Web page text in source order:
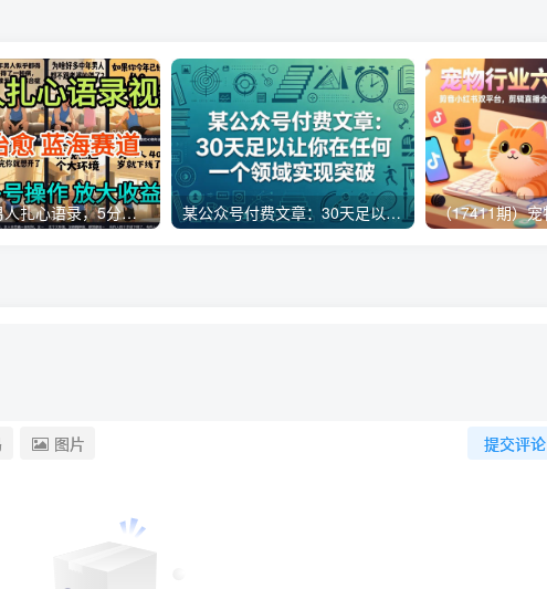
AI制作老男人扎心语录，5分钟一条，操作简单，流量非常大，保姆级教程 某公众号付费文章：30天足以让你在任何一个领域实现突破
提交评论
图片